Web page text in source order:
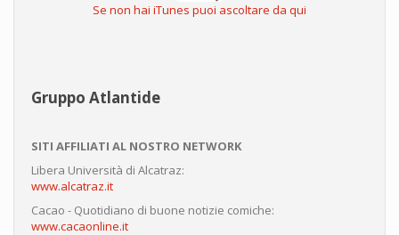
Se non hai iTunes puoi ascoltare da qui
Gruppo Atlantide
SITI AFFILIATI AL NOSTRO NETWORK
Libera Università di Alcatraz:
www.alcatraz.it
Cacao - Quotidiano di buone notizie comiche:
www.cacaonline.it